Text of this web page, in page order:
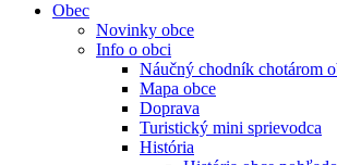
Obec
Novinky obce
Info o obci
Náučný chodník chotárom
Mapa obce
Doprava
Turistický mini sprievodca
História